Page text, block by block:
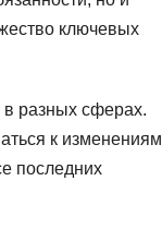
ключевых
разных сферах.
к изменениям
последних